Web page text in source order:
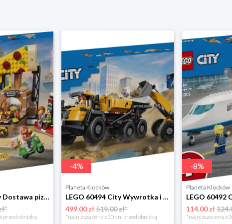
LEGO 60496 City Dostawa pizzy z pojazdami Lego
przed obniżką
-4%
Planeta Klocków
LEGO 60494 City Wywrotka i ładowarka czołowa Lego
499.00 zł519.00 zł*
*najniższa cena z 30 dni przed obniżką
-8%
Planeta Klocków
114.00 zł
*najniższa cena z